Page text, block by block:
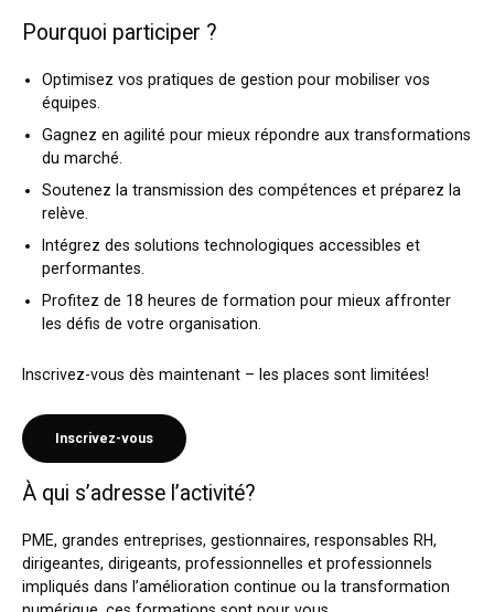
Pourquoi participer ?
Optimisez vos pratiques de gestion pour mobiliser vos
équipes.
Gagnez en agilité pour mieux répondre aux transformations
du marché.
Soutenez la transmission des compétences et préparez la
relève.
Intégrez des solutions technologiques accessibles et
performantes.
Profitez de 18 heures de formation pour mieux affronter
les défis de votre organisation.
Inscrivez-vous dès maintenant – les places sont limitées!
Inscrivez-vous
À qui s’adresse l’activité?
PME, grandes entreprises, gestionnaires, responsables RH,
dirigeantes, dirigeants, professionnelles et professionnels
impliqués dans l’amélioration continue ou la transformation